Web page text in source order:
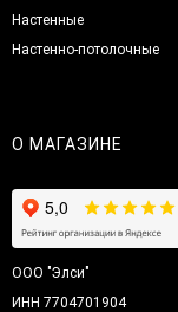
Настенные
Настенно-потолочные
О МАГАЗИНЕ
ООО "Элси"
ИНН 7704701904